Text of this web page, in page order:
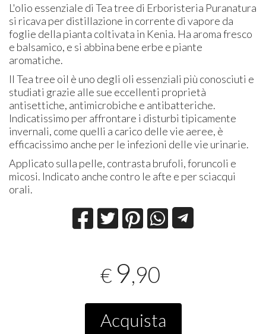
L'olio essenziale di Tea tree di Erboristeria Puranatura
si ricava per distillazione in corrente di vapore da
foglie della pianta coltivata in Kenia. Ha aroma fresco
e balsamico, e si abbina bene erbe e piante
aromatiche.
Il Tea tree oil è uno degli oli essenziali più conosciuti e
studiati grazie alle sue eccellenti proprietà
antisettiche, antimicrobiche e antibatteriche.
Indicatissimo per affrontare i disturbi tipicamente
invernali, come quelli a carico delle vie aeree, è
efficacissimo anche per le infezioni delle vie urinarie.
Applicato sulla pelle, contrasta brufoli, foruncoli e
micosi. Indicato anche contro le afte e per sciacqui
orali.
€ 9,90
Acquista